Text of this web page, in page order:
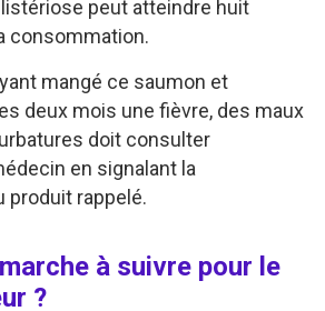
listériose peut atteindre huit
consommation.
mangé ce saumon et
deux mois une fièvre, des maux
doit consulter
en signalant la
produit rappelé.
à suivre pour le
?